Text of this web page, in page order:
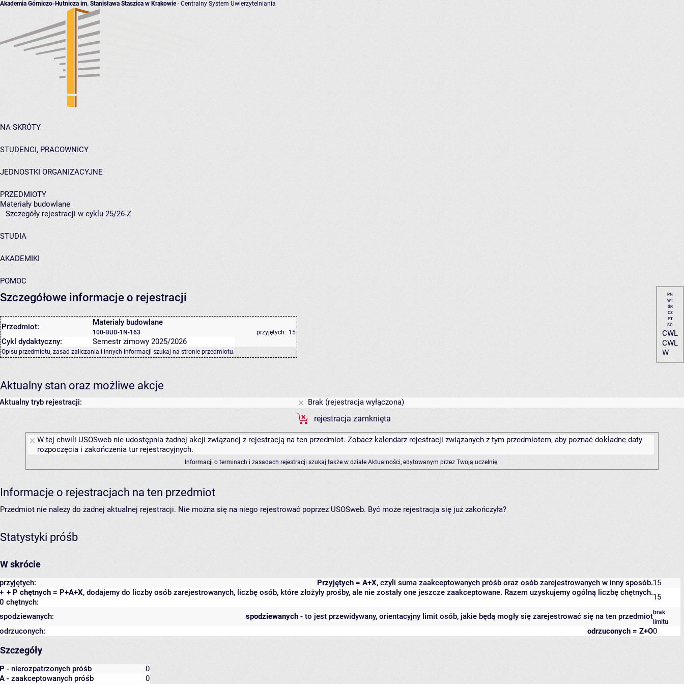
Akademia Górniczo-Hutnicza im. Stanisława Staszica w Krakowie- Centralny System Uwierzytelniania
NA SKRÓTY
STUDENCI, PRACOWNICY
JEDNOSTKI ORGANIZACYJNE
PRZEDMIOTY
Materiały budowlane
Szczegóły rejestracji w cyklu 25/26-Z
STUDIA
AKADEMIKI
POMOC
Szczegółowe informacje o rejestracji
Przedmiot: Materiały budowlane
100-BUD-1N-163 przyjętych: 15
Cykl dydaktyczny: Semestr zimowy 2025/2026
Opisu przedmiotu, zasad zaliczania i innych informacji szukaj na stronie przedmiotu.
PN
WT
ŚR
CZ
PT
SO
CWL
CWL
W
Aktualny stan oraz możliwe akcje
Aktualny tryb rejestracji:
Brak (rejestracja wyłączona)
rejestracja zamknięta
W tej chwili USOSweb nie udostępnia żadnej akcji związanej z rejestracją na ten przedmiot. Zobacz kalendarz rejestracji związanych z tym przedmiotem, aby poznać dokładne daty
rozpoczęcia i zakończenia tur rejestracyjnych.
Informacji o terminach i zasadach rejestracji szukaj także w dziale Aktualności, edytowanym przez Twoją uczelnię
Informacje o rejestracjach na ten przedmiot
Przedmiot nie należy do żadnej aktualnej rejestracji. Nie można się na niego rejestrować poprzez USOSweb. Być może rejestracja się już zakończyła?
Statystyki próśb
W skrócie
Przyjętych = A+X, czyli suma zaakceptowanych próśb oraz osób zarejestrowanych w inny sposób.
przyjętych:
15
+ P chętnych = P+A+X, dodajemy do liczby osób zarejestrowanych, liczbę osób, które złożyły prośby, ale nie zostały one jeszcze zaakceptowane. Razem uzyskujemy ogólną liczbę chętnych.
+
0 chętnych:
15
spodziewanych - to jest przewidywany, orientacyjny limit osób, jakie będą mogły się zarejestrować się na ten przedmiot
spodziewanych:
brak
limitu
odrzuconych = Z+O
odrzuconych: 0
Szczegóły
P - nierozpatrzonych próśb
0
A - zaakceptowanych próśb
0